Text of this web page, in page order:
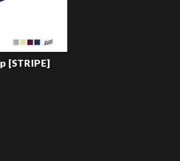
[STRIPE]